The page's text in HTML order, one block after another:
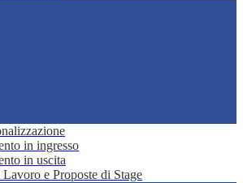
in ingresso
in uscita
e Proposte di Stage